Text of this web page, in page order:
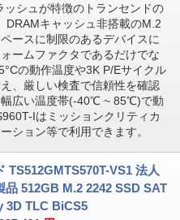
ッシュが特徴のトランセンドの
DRAMキャッシュ非搭載のM.2
ースに制限のあるデバイスに
ームファクタであるだけでな
の動作温度や3K P/Eサイクル
、厳しい検査で信頼性を確認
幅広い温度帯(-40℃ ~ 85℃)で動
Iはミッションクリティカ
ション等で利用できます。
TS512GMTS570T-VS1 法人
品 512GB M.2 2242 SSD SAT
3D TLC BiCS5